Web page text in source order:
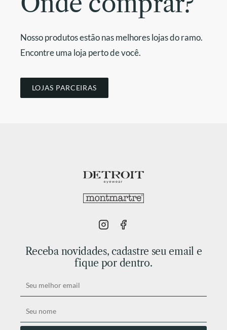
Nosso produtos estão nas melhores lojas do ramo.
Encontre uma loja perto de você.
LOJAS PARCEIRAS
Receba novidades, cadastre seu email e
fique por dentro.